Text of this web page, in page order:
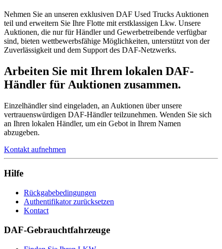
Nehmen Sie an unseren exklusiven DAF Used Trucks Auktionen
teil und erweitern Sie Ihre Flotte mit erstklassigen Lkw. Unsere
Auktionen, die nur für Händler und Gewerbetreibende verfügbar
sind, bieten wettbewerbsfähige Möglichkeiten, unterstützt von der
Zuverlässigkeit und dem Support des DAF-Netzwerks.
Arbeiten Sie mit Ihrem lokalen DAF-
Händler für Auktionen zusammen.
Einzelhändler sind eingeladen, an Auktionen über unsere
vertrauenswürdigen DAF-Händler teilzunehmen. Wenden Sie sich
an Ihren lokalen Händler, um ein Gebot in Ihrem Namen
abzugeben.
Kontakt aufnehmen
Hilfe
Rückgabebedingungen
Authentifikator zurücksetzen
Kontact
DAF-Gebrauchtfahrzeuge